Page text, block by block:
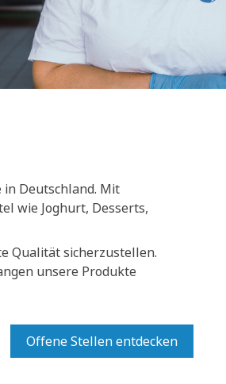
Deutschland. Mit
wie Joghurt, Desserts,
Qualität sicherzustellen.
unsere Produkte
Offene Stellen entdecken